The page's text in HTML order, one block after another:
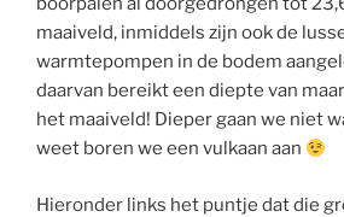
maaiveld, inmiddels zijn ook de
warmtepompen in de bodem
daarvan bereikt een diepte van
het maaiveld! Dieper gaan we niet
weet boren we een vulkaan aan
Hieronder links het puntje dat die